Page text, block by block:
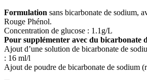
Formulation sans bicarbonate de sodium,
Rouge Phénol.
Concentration de glucose : 1.1g/L
Pour supplémenter avec du bicarbonate
Ajout d’une solution de bicarbonate de
: 16 ml/l
Ajout de poudre de bicarbonate de sodium